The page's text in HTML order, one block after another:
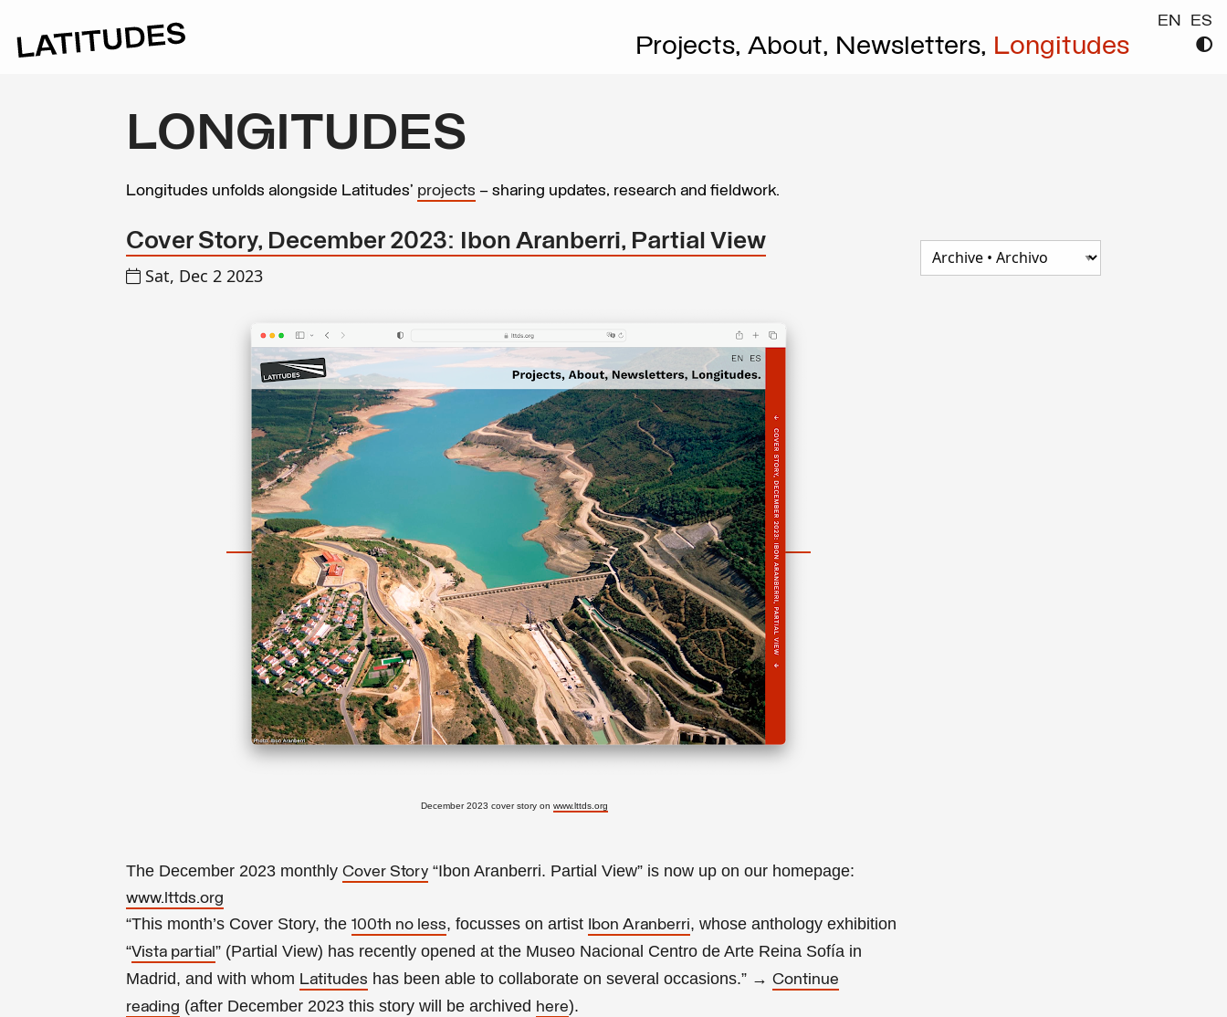
EN ES
Projects, About, Newsletters, Longitudes
LONGITUDES
Longitudes unfolds alongside Latitudes’ projects – sharing updates, research and fieldwork.
Cover Story, December 2023: Ibon Aranberri, Partial View
Sat, Dec 2 2023
December 2023 cover story on www.lttds.org
The December 2023 monthly Cover Story “Ibon Aranberri. Partial View” is now up on our homepage:
www.lttds.org
“This month’s Cover Story, the 100th no less, focusses on artist Ibon Aranberri, whose anthology exhibition
“Vista partial” (Partial View) has recently opened at the Museo Nacional Centro de Arte Reina Sofía in
Madrid, and with whom Latitudes has been able to collaborate on several occasions.” → Continue
reading (after December 2023 this story will be archived here).